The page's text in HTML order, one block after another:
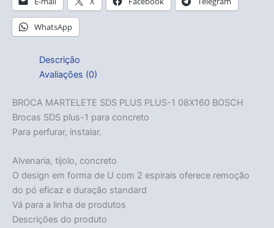
WhatsApp
Descrição
Avaliações (0)
BROCA MARTELETE SDS PLUS PLUS-1 08X160 BOSCH
Brocas SDS plus-1 para concreto
Para perfurar, instalar.
Alvenaria, tijolo, concreto
O design em forma de U com 2 espirais oferece remoção
do pó eficaz e duração standard
Vá para a linha de produtos
Descrições do produto